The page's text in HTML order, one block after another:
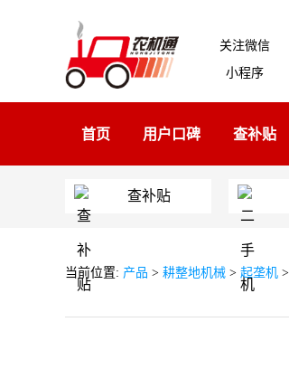
关注微信
小程序
首页 用户口碑 查补贴
查补贴
当前位置: 产品 > 耕整地机械 > 起垄机